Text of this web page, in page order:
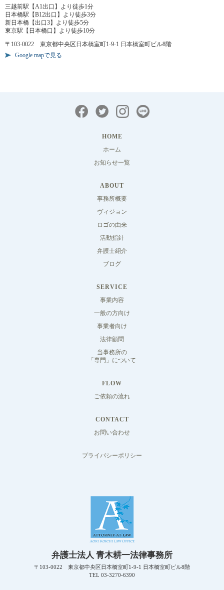
三越前駅【A1出口】より徒歩1分
日本橋駅【B12出口】より徒歩3分
新日本橋【出口3】より徒歩5分
東京駅【日本橋口】より徒歩10分
〒103-0022 東京都中央区日本橋室町1-9-1 日本橋室町ビル8階
Google mapで見る
HOME
ホーム
お知らせ一覧
ABOUT
事務所概要
ヴィジョン
ロゴの由来
活動指針
弁護士紹介
ブログ
SERVICE
事業内容
一般の方向け
事業者向け
法律顧問
当事務所の
「専門」について
FLOW
ご依頼の流れ
CONTACT
お問い合わせ
プライバシーポリシー
弁護士法人 青木耕一法律事務所
〒103-0022 東京都中央区日本橋室町1-9-1 日本橋室町ビル8階
TEL 03-3270-6390